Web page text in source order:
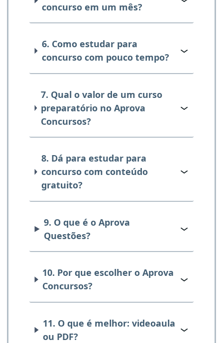
concurso em um mês?
6. Como estudar para
concurso com pouco tempo?
7. Qual o valor de um curso
preparatório no Aprova
Concursos?
8. Dá para estudar para
concurso com conteúdo
gratuito?
9. O que é o Aprova
Questões?
10. Por que escolher o Aprova
Concursos?
11. O que é melhor: videoaula
ou PDF?